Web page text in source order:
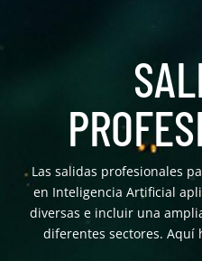
Las salidas profesionales
en Inteligencia Artificial
diversas e incluir una
diferentes sectores. Aquí